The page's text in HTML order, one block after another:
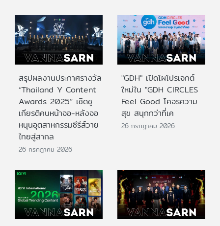
สรุปผลงานประกาศรางวัล
“Thailand Y Content
Awards 2025” เชิดชู
เกียรติคนหน้าจอ-หลังจอ
หนุนอุตสาหกรรมซีรีส์วาย
ไทยสู่สากล
26 กรกฎาคม 2026
"GDH" เปิดโผโปรเจกต์
ใหม่ใน "GDH CIRCLES
Feel Good โคจรความ
สุข สนุกกว่าที่เค
26 กรกฎาคม 2026